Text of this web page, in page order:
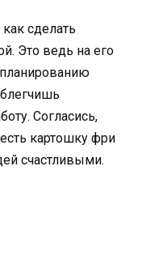
сделать
Это ведь на его
Согласись,
картошку фри
счастливыми.